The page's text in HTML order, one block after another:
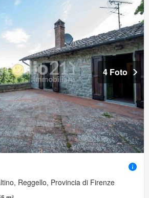
4 Foto
Reggello, Provincia di Firenze